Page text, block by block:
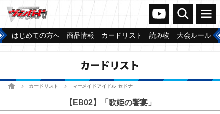
ヴァンガードch
検索 メニュー
はじめての方へ 商品情報 カードリスト 読み物 大会ルール
カードリスト
ホームカードリスト マーメイドアイドル セドナ
【EB02】「歌姫の饗宴」